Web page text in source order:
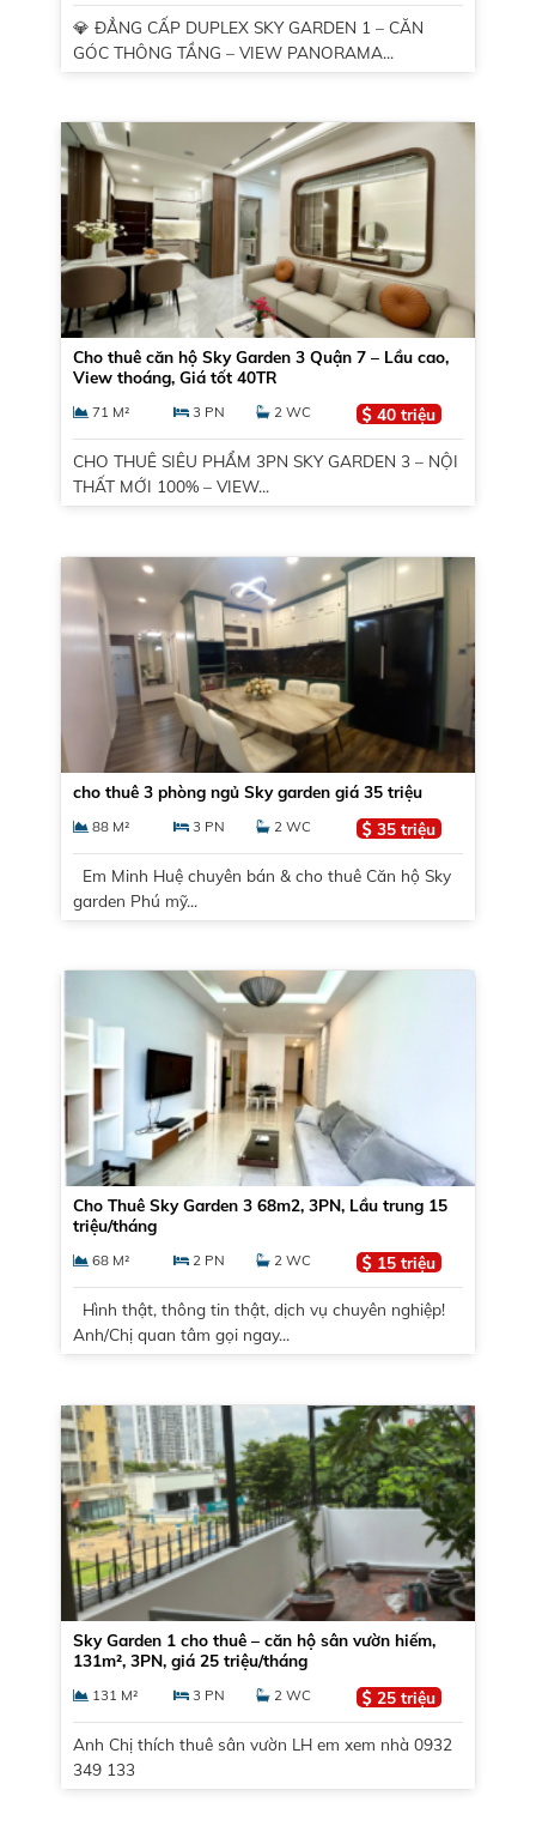
💎 ĐẲNG CẤP DUPLEX SKY GARDEN 1 – CĂN
GÓC THÔNG TẦNG – VIEW PANORAMA...
Cho thuê căn hộ Sky Garden 3 Quận 7 – Lầu cao,
View thoáng, Giá tốt 40TR
71 M² 3 PN 2 WC 40 triệu
CHO THUÊ SIÊU PHẨM 3PN SKY GARDEN 3 – NỘI
THẤT MỚI 100% – VIEW...
cho thuê 3 phòng ngủ Sky garden giá 35 triệu
88 M² 3 PN 2 WC 35 triệu
Em Minh Huệ chuyên bán & cho thuê Căn hộ Sky
garden Phú mỹ...
Cho Thuê Sky Garden 3 68m2, 3PN, Lầu trung 15
triệu/tháng
68 M² 2 PN 2 WC 15 triệu
Hình thật, thông tin thật, dịch vụ chuyên nghiệp!
Anh/Chị quan tâm gọi ngay...
Sky Garden 1 cho thuê – căn hộ sân vườn hiếm,
131m², 3PN, giá 25 triệu/tháng
131 M² 3 PN 2 WC 25 triệu
Anh Chị thích thuê sân vườn LH em xem nhà 0932
349 133